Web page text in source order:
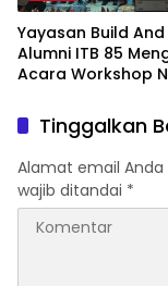
Yayasan Build
Alumni ITB 85
Acara Workshop
2026 & Dibuka
Pramono Anung
DKI Jakarta)
Tinggalkan
Alamat email Anda
wajib ditandai *